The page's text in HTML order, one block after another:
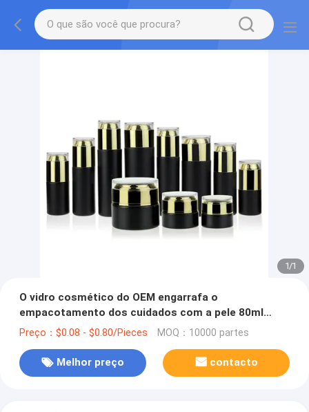
1/1
O vidro cosmético do OEM engarrafa o
empacotamento dos cuidados com a pele 80ml
ajustou PC149
Preço：$0.08 - $0.80/Pieces MOQ：10000 partes
Melhor preço contacto